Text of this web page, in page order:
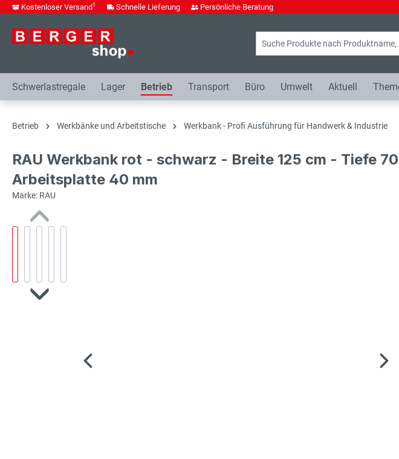
Zur Hauptnavigation springen
Kostenloser Versand1 Schnelle Lieferung Persönliche Beratung
Schwerlastregale Lager Betrieb Transport Büro Umwelt Aktuell
Betrieb Werkbänke und Arbeitstische Werkbank - Profi Ausführung für Handwerk & Industrie
RAU Werkbank rot - schwarz - Breite 125 cm - Tiefe
Arbeitsplatte 40 mm
Marke: RAU